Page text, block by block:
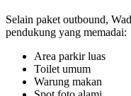
Selain paket outbound,
pendukung yang memadai:
Area parkir luas
Toilet umum
Warung makan